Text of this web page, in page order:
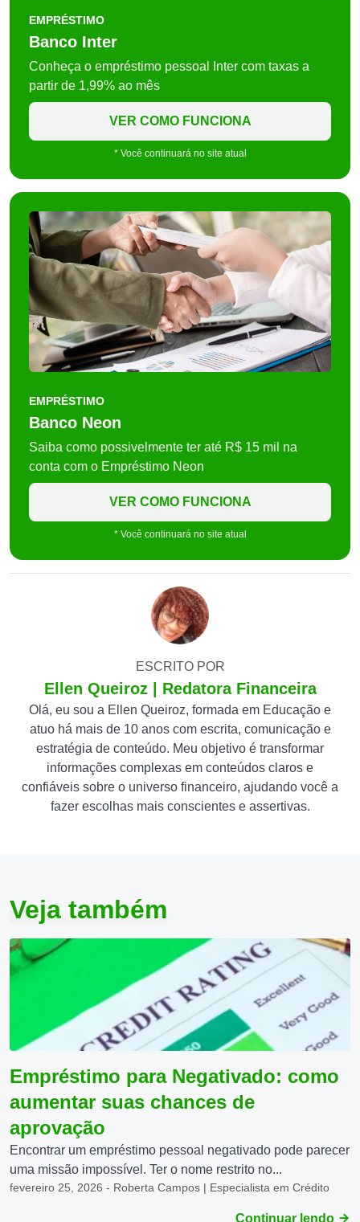
EMPRÉSTIMO
Banco Inter
Conheça o empréstimo pessoal Inter com taxas a
partir de 1,99% ao mês
VER COMO FUNCIONA
* Você continuará no site atual
EMPRÉSTIMO
Banco Neon
Saiba como possivelmente ter até R$ 15 mil na
conta com o Empréstimo Neon
VER COMO FUNCIONA
* Você continuará no site atual
ESCRITO POR
Ellen Queiroz | Redatora Financeira
Olá, eu sou a Ellen Queiroz, formada em Educação e
atuo há mais de 10 anos com escrita, comunicação e
estratégia de conteúdo. Meu objetivo é transformar
informações complexas em conteúdos claros e
confiáveis sobre o universo financeiro, ajudando você a
fazer escolhas mais conscientes e assertivas.
Veja também
Empréstimo para Negativado: como
aumentar suas chances de
aprovação
Encontrar um empréstimo pessoal negativado pode parecer
uma missão impossível. Ter o nome restrito no...
fevereiro 25, 2026 - Roberta Campos | Especialista em Crédito
Continuar lendo